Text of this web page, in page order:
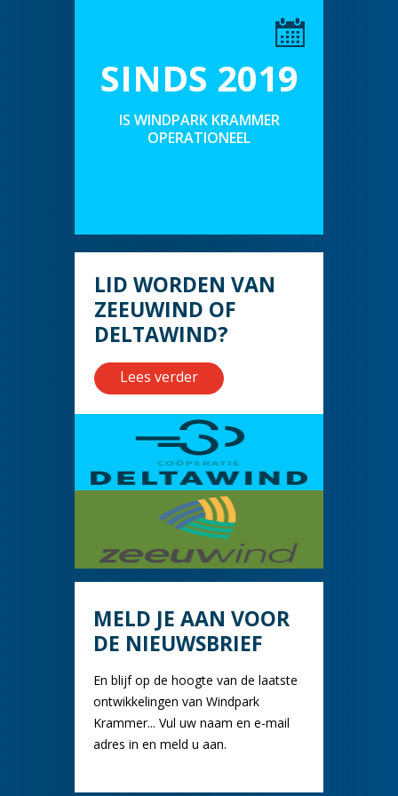
SINDS 2019
IS WINDPARK KRAMMER
OPERATIONEEL
LID WORDEN VAN
ZEEUWIND OF
DELTAWIND?
Lees verder
MELD JE AAN VOOR
DE NIEUWSBRIEF
En blijf op de hoogte van de laatste
ontwikkelingen van Windpark
Krammer... Vul uw naam en e-mail
adres in en meld u aan.